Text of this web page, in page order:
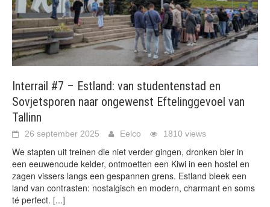
Interrail #7 – Estland: van studentenstad en
Sovjetsporen naar ongewenst Eftelinggevoel van
Tallinn
26 september 2025 Eelco 1810 views
We stapten uit treinen die niet verder gingen, dronken bier in
een eeuwenoude kelder, ontmoetten een Kiwi in een hostel en
zagen vissers langs een gespannen grens. Estland bleek een
land van contrasten: nostalgisch en modern, charmant en soms
té perfect. [...]